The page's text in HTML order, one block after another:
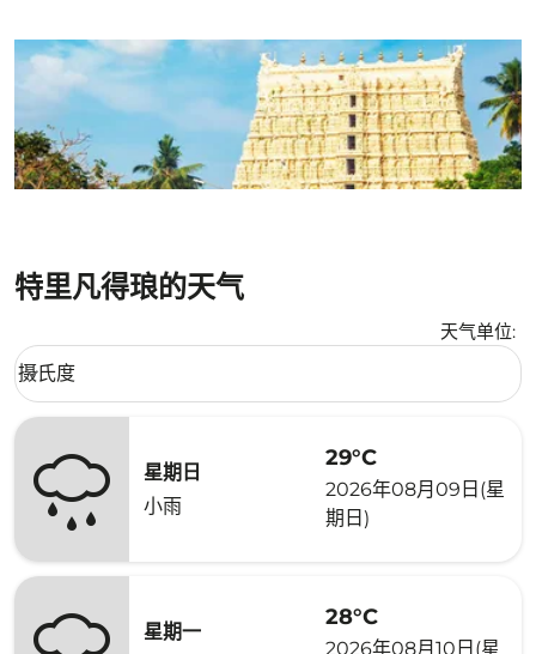
特里凡得琅的天气
天气单位:
Weather unit option 摄氏度 Selected
摄氏度
keyboard_arrow_down
星期日
小雨
29°C
2026年08月09日(星
期日)
星期一
28°C
2026年08月10日(星